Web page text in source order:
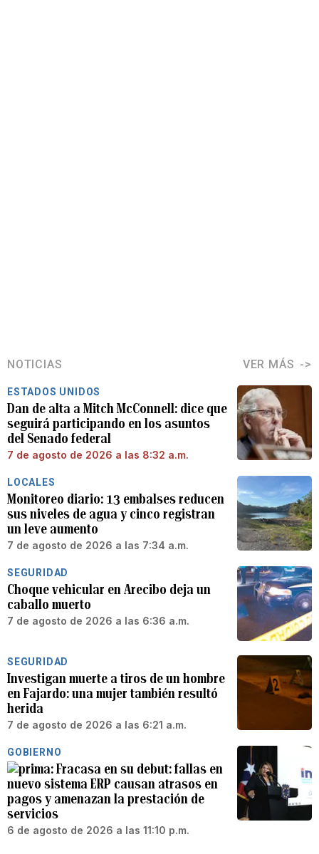
NOTICIAS VER MÁS
ESTADOS UNIDOS
Dan de alta a Mitch McConnell: dice que
seguirá participando en los asuntos
del Senado federal
7 de agosto de 2026 a las 8:32 a.m.
LOCALES
Monitoreo diario: 13 embalses reducen
sus niveles de agua y cinco registran
un leve aumento
7 de agosto de 2026 a las 7:34 a.m.
SEGURIDAD
Choque vehicular en Arecibo deja un
caballo muerto
7 de agosto de 2026 a las 6:36 a.m.
SEGURIDAD
Investigan muerte a tiros de un hombre
en Fajardo: una mujer también resultó
herida
7 de agosto de 2026 a las 6:21 a.m.
GOBIERNO
Fracasa en su debut: fallas en
nuevo sistema ERP causan atrasos en
pagos y amenazan la prestación de
servicios
6 de agosto de 2026 a las 11:10 p.m.